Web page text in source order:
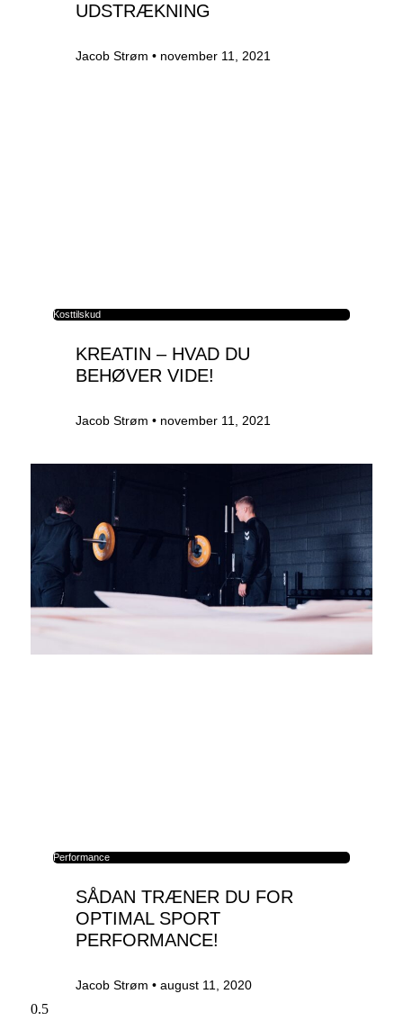
UDSTRÆKNING
Jacob Strøm november 11, 2021
Kosttilskud
KREATIN – HVAD DU
BEHØVER VIDE!
Jacob Strøm november 11, 2021
Performance
SÅDAN TRÆNER DU FOR
OPTIMAL SPORT
PERFORMANCE!
Jacob Strøm august 11, 2020